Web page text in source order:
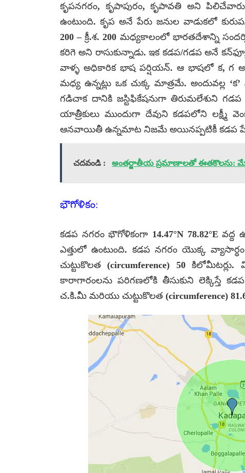
కృపనగరం, కృపాపురం, కృపావతి అని
ఉంటుంది. కృప అనే పేరు జనుల వాడుకలో
200 – క్రీ.శ. 200 మధ్యకాలంలో భారతదేశాన్ని
కరిగె అని రాసుకున్నాడు. ఇక కడప/గడప అనే
వాళ్ళ అధికారిక భాష పర్షియన్. ఆ భాషలో క, గ
మధ్య ఉన్నట్లు ఒక చుక్క మాత్రమే. అందువల్ల
గడిచాక దానికి జస్టిఫికేషనుగా తిరుమలేశుని
యాత్రీకులు ముందుగా దేవుని కడపలోని లక్ష్మీ
ఆనవాయితీ ఉన్నమాట నిజమే అయినప్పటికీ కడప
చదవండి : అంతర్జాతీయ ప్రమాణాలతో ఈతకొలను:
భౌగోళికం:
కడప నగరం భౌగోళికంగా 14.47°N 78.82°E
ఎత్తులో ఉంటుంది. కడప నగరం యొక్క
చుట్టుకొలత (circumference) 50
కారాగారంలను పరిగణలోకి తీసుకుని లెక్కిస్తే
చ.కి.మీ మరియు చుట్టుకొలత (circumference)